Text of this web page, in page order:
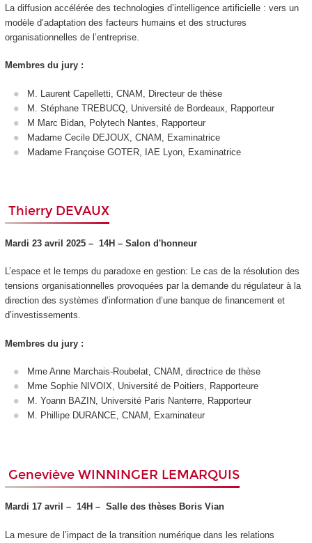
La diffusion accélérée des technologies d’intelligence artificielle : vers un
modèle d’adaptation des facteurs humains et des structures
organisationnelles de l’entreprise.
Membres du jury :
M. Laurent Capelletti, CNAM, Directeur de thèse
M. Stéphane TREBUCQ, Université de Bordeaux, Rapporteur
M Marc Bidan, Polytech Nantes, Rapporteur
Madame Cecile DEJOUX, CNAM, Examinatrice
Madame Françoise GOTER, IAE Lyon, Examinatrice
Thierry DEVAUX
Mardi 23 avril 2025 –14H – Salon d'honneur
L’espace et le temps du paradoxe en gestion: Le cas de la résolution des
tensions organisationnelles provoquées par la demande du régulateur à la
direction des systèmes d’information d’une banque de financement et
d’investissements.
Membres du jury :
Mme Anne Marchais-Roubelat, CNAM, directrice de thèse
Mme Sophie NIVOIX, Université de Poitiers, Rapporteure
M. Yoann BAZIN, Université Paris Nanterre, Rapporteur
M. Phillipe DURANCE, CNAM, Examinateur
Geneviève WINNINGER LEMARQUIS
Mardi 17 avril –14H – Salle des thèses Boris Vian
La mesure de l’impact de la transition numérique dans les relations